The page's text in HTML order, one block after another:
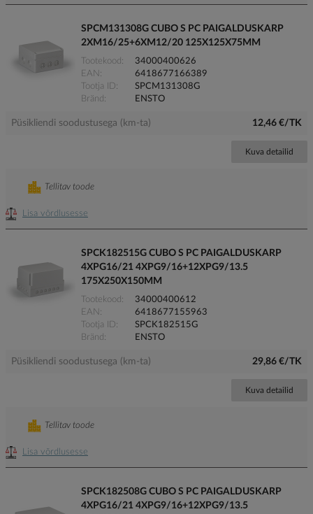
SPCM131308G CUBO S PC PAIGALDUSKARP
2XM16/25+6XM12/20 125X125X75MM
Tootekood
34000400626
EAN
6418677166389
Tootja ID
SPCM131308G
Bränd
ENSTO
Püsikliendi soodustusega (km-ta) 12,46 €/TK
Kuva detailid
Lisa võrdlusesse
Tellitav toode
SPCK182515G CUBO S PC PAIGALDUSKARP
4XPG16/21 4XPG9/16+12XPG9/13.5
175X250X150MM
Tootekood
34000400612
EAN
6418677155963
Tootja ID
SPCK182515G
Bränd
ENSTO
Püsikliendi soodustusega (km-ta) 29,86 €/TK
Kuva detailid
Lisa võrdlusesse
Tellitav toode
SPCK182508G CUBO S PC PAIGALDUSKARP
4XPG16/21 4XPG9/16+12XPG9/13.5